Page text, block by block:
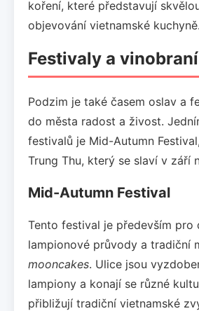
koření, které představují
objevování vietnamské kuchyně.
Festivaly a vinobraní
Podzim je také časem oslav a
do města radost a živost.
festivalů je Mid-Autumn
Trung Thu, který se slaví v září
Mid-Autumn Festival
Tento festival je především pro
lampionové průvody a tradiční
mooncakes. Ulice jsou
lampiony a konají se různé
přibližují tradiční vietnamské